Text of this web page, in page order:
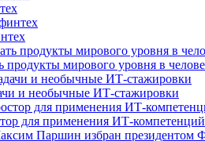
продукты мирового уровня в
и необычные ИТ‑стажировки
для применения ИТ-компетенций